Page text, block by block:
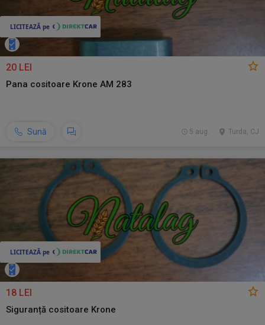
20 LEI
Pana cositoare Krone AM 283
Sună Turda, CJ
5 aug.
18 LEI
Siguranță cositoare Krone